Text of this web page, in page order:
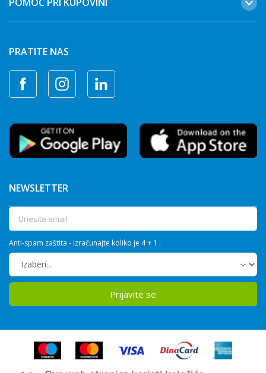
PRATITE NAS
NEWSLETTER
Anti-spam zaštita - izračunajte koliko je 4 + 1 :
Prijavite se